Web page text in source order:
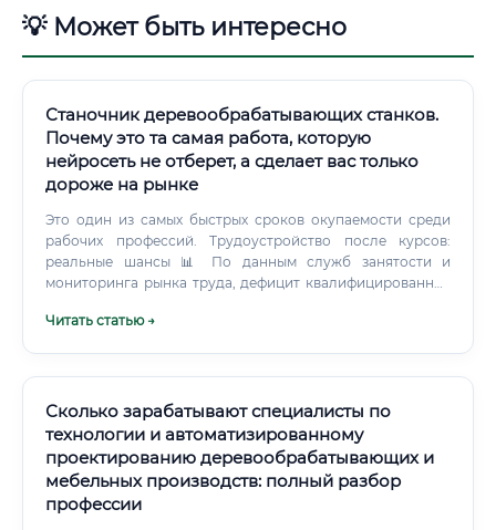
💡 Может быть интересно
Станочник деревообрабатывающих станков.
Почему это та самая работа, которую
нейросеть не отберет, а сделает вас только
дороже на рынке
Это один из самых быстрых сроков окупаемости среди
рабочих профессий. Трудоустройство после курсов:
реальные шансы 📊 По данным служб занятости и
мониторинга рынка труда, дефицит квалифицированных
составляет от 15 до 25% от потребности отрасли.
Читать статью →
Сколько зарабатывают специалисты по
технологии и автоматизированному
проектированию деревообрабатывающих и
мебельных производств: полный разбор
профессии